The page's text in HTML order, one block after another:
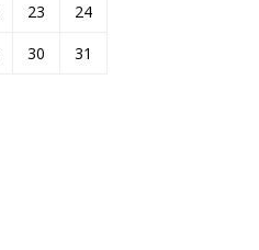
23
24
30
31